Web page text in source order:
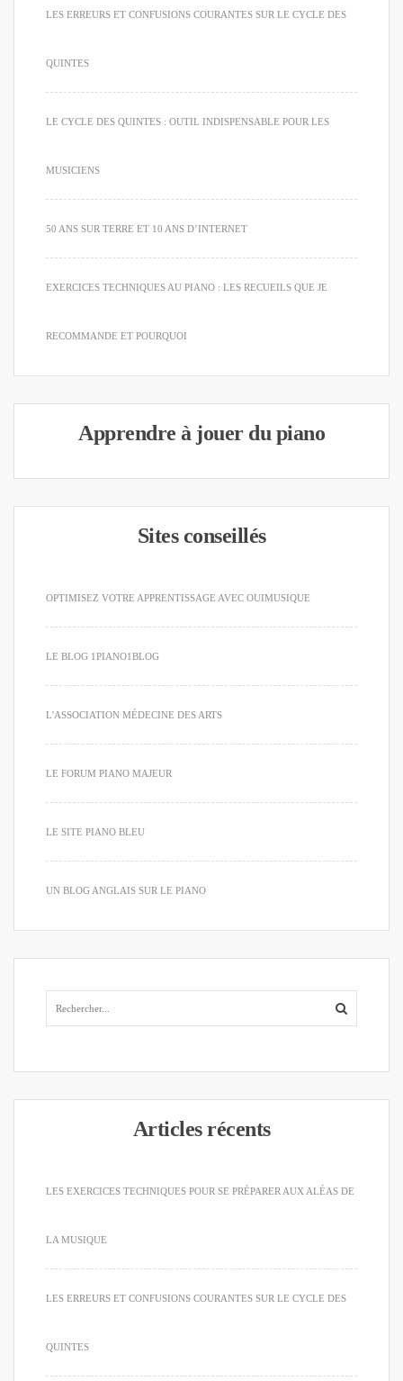
LES ERREURS ET CONFUSIONS COURANTES SUR LE CYCLE DES
QUINTES
LE CYCLE DES QUINTES : OUTIL INDISPENSABLE POUR LES
MUSICIENS
50 ANS SUR TERRE ET 10 ANS D’INTERNET
EXERCICES TECHNIQUES AU PIANO : LES RECUEILS QUE JE
RECOMMANDE ET POURQUOI
Apprendre à jouer du piano
Sites conseillés
OPTIMISEZ VOTRE APPRENTISSAGE AVEC OUIMUSIQUE
LE BLOG 1PIANO1BLOG
L'ASSOCIATION MÉDECINE DES ARTS
LE FORUM PIANO MAJEUR
LE SITE PIANO BLEU
UN BLOG ANGLAIS SUR LE PIANO
Articles récents
LES EXERCICES TECHNIQUES POUR SE PRÉPARER AUX ALÉAS DE
LA MUSIQUE
LES ERREURS ET CONFUSIONS COURANTES SUR LE CYCLE DES
QUINTES